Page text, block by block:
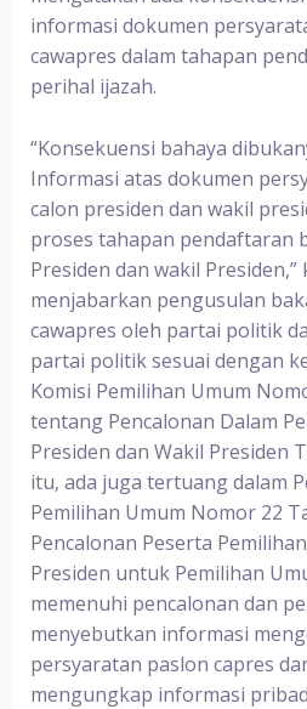
informasi dokumen
cawapres dalam tahapan
perihal ijazah.
“Konsekuensi bahaya
Informasi atas dokumen
calon presiden dan wakil
proses tahapan pendaftaran
Presiden dan wakil Presiden,”
menjabarkan pengusulan
cawapres oleh partai politik
partai politik sesuai dengan
Komisi Pemilihan Umum
tentang Pencalonan Dalam
Presiden dan Wakil Presiden
itu, ada juga tertuang dalam
Pemilihan Umum Nomor 22
Pencalonan Peserta
Presiden untuk Pemilihan
memenuhi pencalonan dan
menyebutkan informasi
persyaratan paslon capres
mengungkap informasi